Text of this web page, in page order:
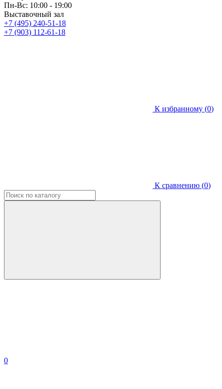
Пн-Вс: 10:00 - 19:00
Выставочный зал
+7 (495) 240-51-18
+7 (903) 112-61-18
К избранному (0)
К сравнению (0)
0